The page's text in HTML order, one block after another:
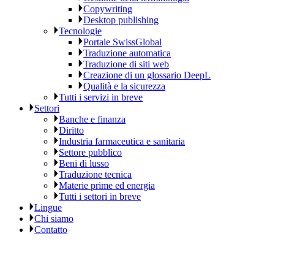
Copywriting
Desktop publishing
Tecnologie
Portale SwissGlobal
Traduzione automatica
Traduzione di siti web
Creazione di un glossario DeepL
Qualità e la sicurezza
Tutti i servizi in breve
Settori
Banche e finanza
Diritto
Industria farmaceutica e sanitaria
Settore pubblico
Beni di lusso
Traduzione tecnica
Materie prime ed energia
Tutti i settori in breve
Lingue
Chi siamo
Contatto